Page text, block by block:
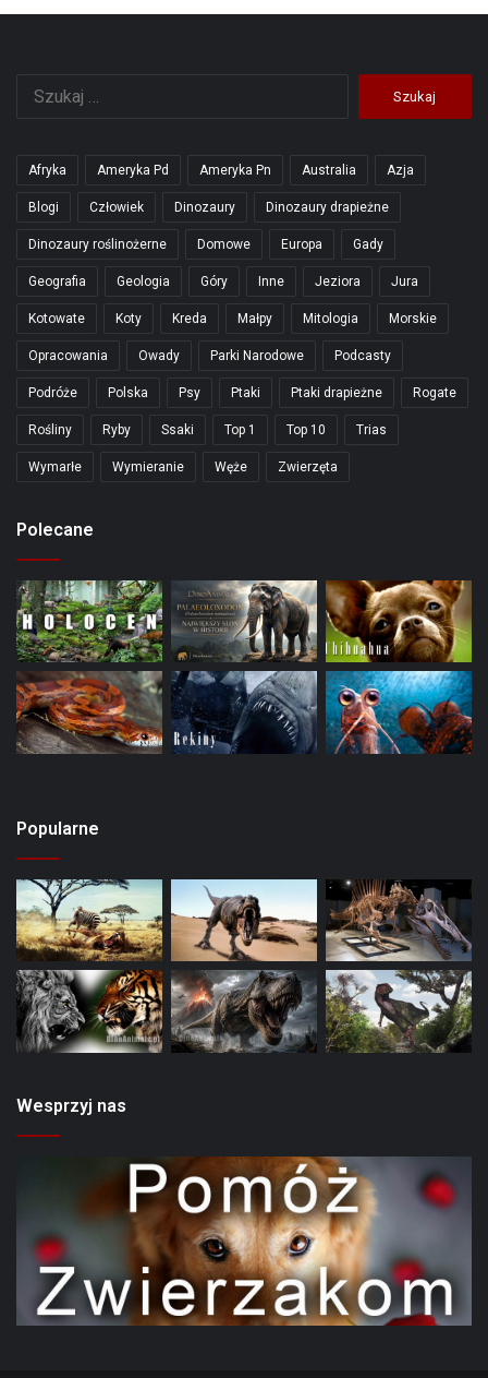
Afryka Ameryka Pd Ameryka Pn Australia Azja
Blogi Człowiek Dinozaury Dinozaury drapieżne
Dinozaury roślinożerne Domowe Europa Gady
Geografia Geologia Góry Inne Jeziora Jura
Kotowate Koty Kreda Małpy Mitologia Morskie
Opracowania Owady Parki Narodowe Podcasty
Podróże Polska Psy Ptaki Ptaki drapieżne Rogate
Rośliny Ryby Ssaki Top 1 Top 10 Trias
Wymarłe Wymieranie Węże Zwierzęta
Polecane
Popularne
Wesprzyj nas